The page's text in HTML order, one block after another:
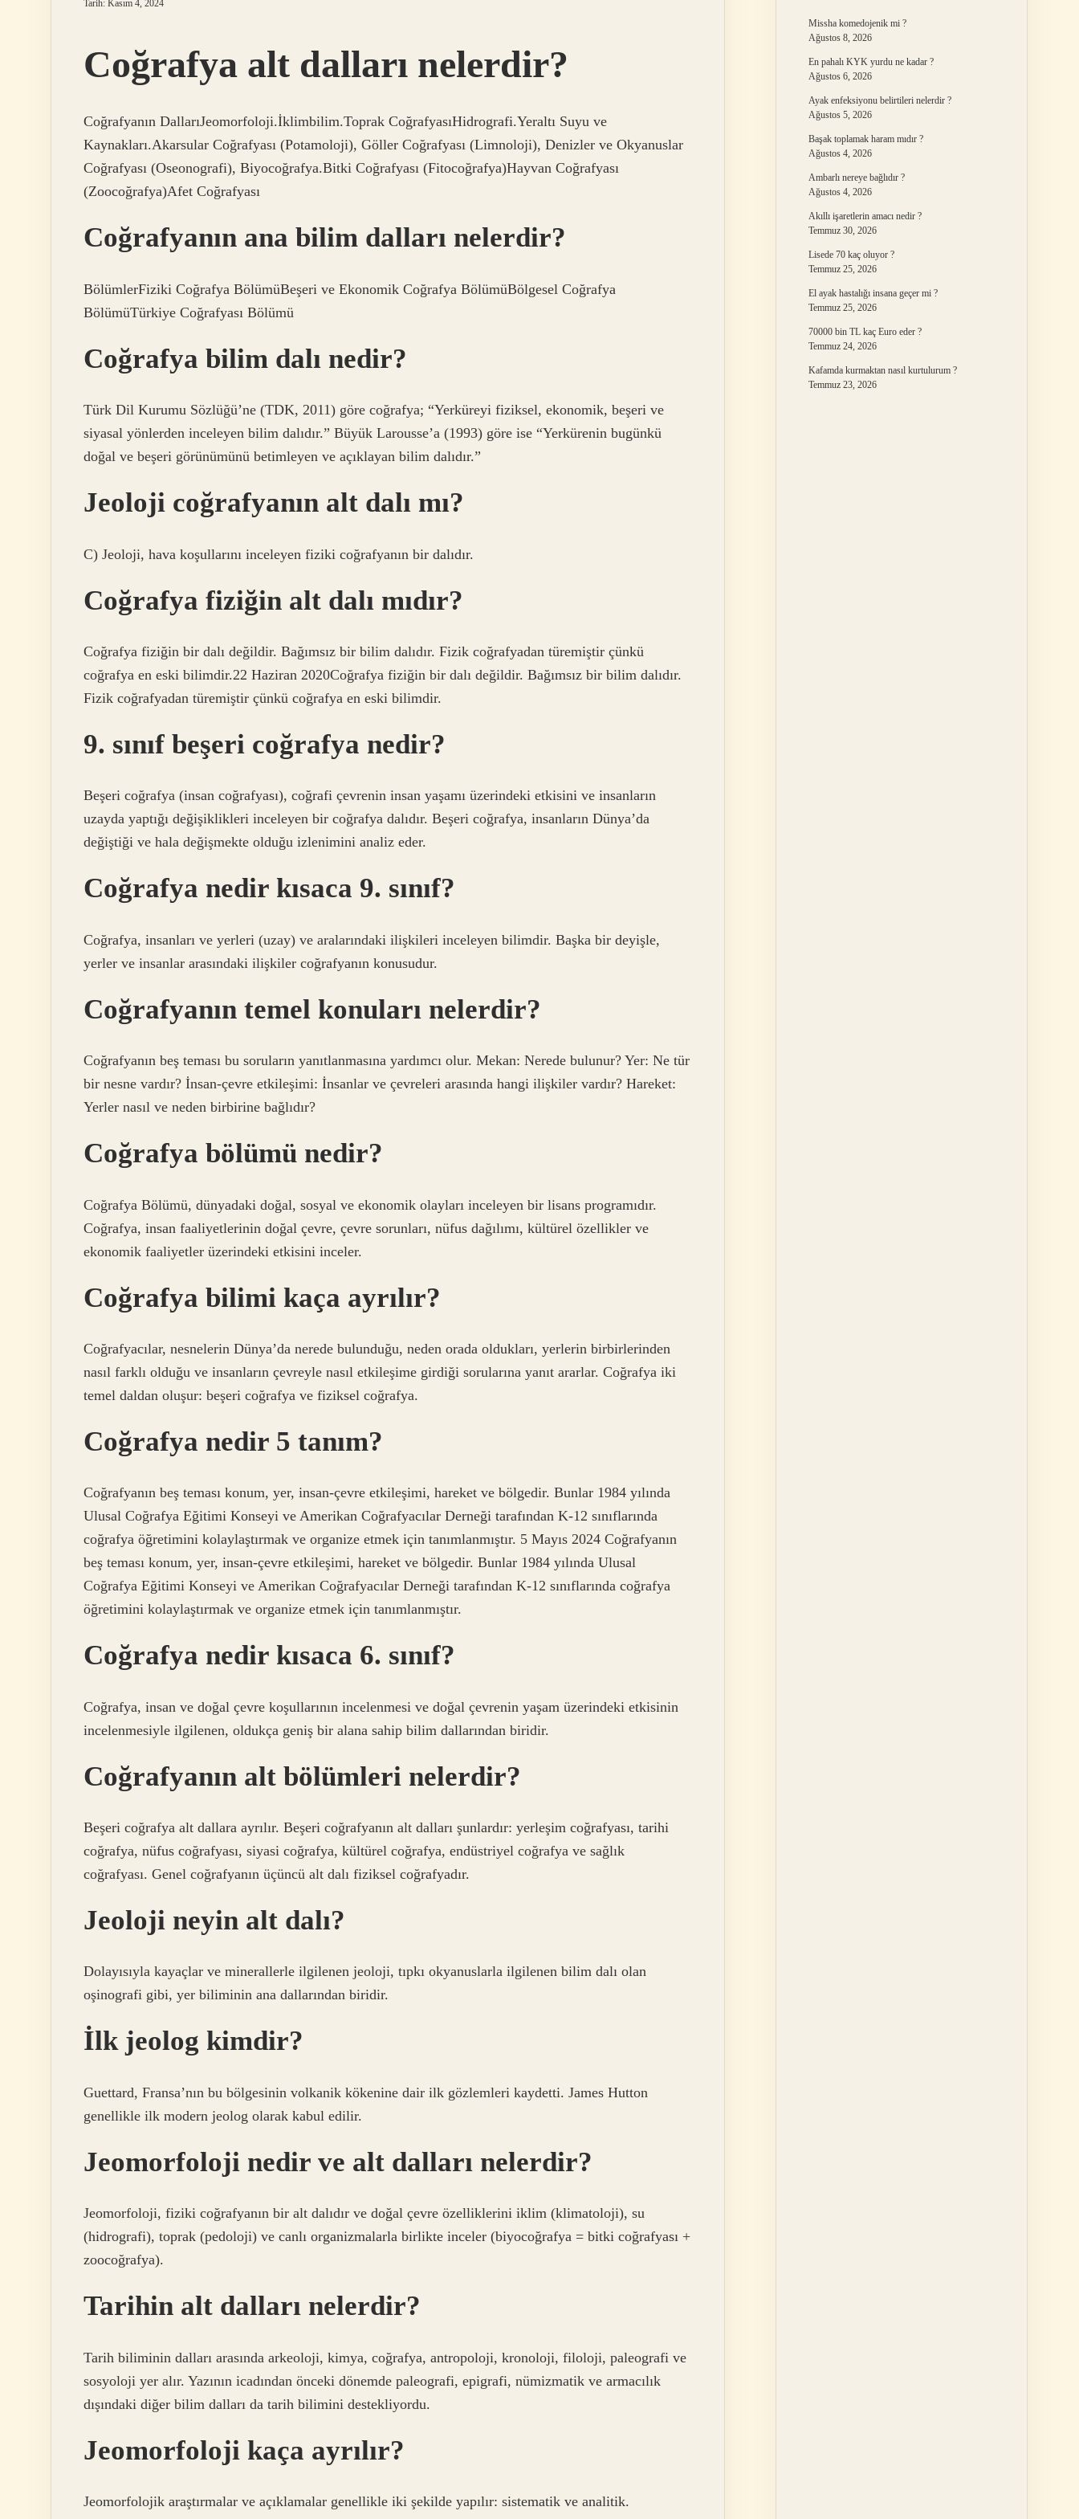
Tarih: Kasım 4, 2024
Coğrafya alt dalları nelerdir?
Coğrafyanın DallarıJeomorfoloji.İklimbilim.Toprak CoğrafyasıHidrografi.Yeraltı Suyu ve
Kaynakları.Akarsular Coğrafyası (Potamoloji), Göller Coğrafyası (Limnoloji), Denizler ve Okyanuslar
Coğrafyası (Oseonografi), Biyocoğrafya.Bitki Coğrafyası (Fitocoğrafya)Hayvan Coğrafyası
(Zoocoğrafya)Afet Coğrafyası
Coğrafyanın ana bilim dalları nelerdir?
BölümlerFiziki Coğrafya BölümüBeşeri ve Ekonomik Coğrafya BölümüBölgesel Coğrafya
BölümüTürkiye Coğrafyası Bölümü
Coğrafya bilim dalı nedir?
Türk Dil Kurumu Sözlüğü’ne (TDK, 2011) göre coğrafya; “Yerküreyi fiziksel, ekonomik, beşeri ve
siyasal yönlerden inceleyen bilim dalıdır.” Büyük Larousse’a (1993) göre ise “Yerkürenin bugünkü
doğal ve beşeri görünümünü betimleyen ve açıklayan bilim dalıdır.”
Jeoloji coğrafyanın alt dalı mı?
C) Jeoloji, hava koşullarını inceleyen fiziki coğrafyanın bir dalıdır.
Coğrafya fiziğin alt dalı mıdır?
Coğrafya fiziğin bir dalı değildir. Bağımsız bir bilim dalıdır. Fizik coğrafyadan türemiştir çünkü
coğrafya en eski bilimdir.22 Haziran 2020Coğrafya fiziğin bir dalı değildir. Bağımsız bir bilim dalıdır.
Fizik coğrafyadan türemiştir çünkü coğrafya en eski bilimdir.
9. sınıf beşeri coğrafya nedir?
Beşeri coğrafya (insan coğrafyası), coğrafi çevrenin insan yaşamı üzerindeki etkisini ve insanların
uzayda yaptığı değişiklikleri inceleyen bir coğrafya dalıdır. Beşeri coğrafya, insanların Dünya’da
değiştiği ve hala değişmekte olduğu izlenimini analiz eder.
Coğrafya nedir kısaca 9. sınıf?
Coğrafya, insanları ve yerleri (uzay) ve aralarındaki ilişkileri inceleyen bilimdir. Başka bir deyişle,
yerler ve insanlar arasındaki ilişkiler coğrafyanın konusudur.
Coğrafyanın temel konuları nelerdir?
Coğrafyanın beş teması bu soruların yanıtlanmasına yardımcı olur. Mekan: Nerede bulunur? Yer: Ne tür
bir nesne vardır? İnsan-çevre etkileşimi: İnsanlar ve çevreleri arasında hangi ilişkiler vardır? Hareket:
Yerler nasıl ve neden birbirine bağlıdır?
Coğrafya bölümü nedir?
Coğrafya Bölümü, dünyadaki doğal, sosyal ve ekonomik olayları inceleyen bir lisans programıdır.
Coğrafya, insan faaliyetlerinin doğal çevre, çevre sorunları, nüfus dağılımı, kültürel özellikler ve
ekonomik faaliyetler üzerindeki etkisini inceler.
Coğrafya bilimi kaça ayrılır?
Coğrafyacılar, nesnelerin Dünya’da nerede bulunduğu, neden orada oldukları, yerlerin birbirlerinden
nasıl farklı olduğu ve insanların çevreyle nasıl etkileşime girdiği sorularına yanıt ararlar. Coğrafya iki
temel daldan oluşur: beşeri coğrafya ve fiziksel coğrafya.
Coğrafya nedir 5 tanım?
Coğrafyanın beş teması konum, yer, insan-çevre etkileşimi, hareket ve bölgedir. Bunlar 1984 yılında
Ulusal Coğrafya Eğitimi Konseyi ve Amerikan Coğrafyacılar Derneği tarafından K-12 sınıflarında
coğrafya öğretimini kolaylaştırmak ve organize etmek için tanımlanmıştır. 5 Mayıs 2024 Coğrafyanın
beş teması konum, yer, insan-çevre etkileşimi, hareket ve bölgedir. Bunlar 1984 yılında Ulusal
Coğrafya Eğitimi Konseyi ve Amerikan Coğrafyacılar Derneği tarafından K-12 sınıflarında coğrafya
öğretimini kolaylaştırmak ve organize etmek için tanımlanmıştır.
Coğrafya nedir kısaca 6. sınıf?
Coğrafya, insan ve doğal çevre koşullarının incelenmesi ve doğal çevrenin yaşam üzerindeki etkisinin
incelenmesiyle ilgilenen, oldukça geniş bir alana sahip bilim dallarından biridir.
Coğrafyanın alt bölümleri nelerdir?
Beşeri coğrafya alt dallara ayrılır. Beşeri coğrafyanın alt dalları şunlardır: yerleşim coğrafyası, tarihi
coğrafya, nüfus coğrafyası, siyasi coğrafya, kültürel coğrafya, endüstriyel coğrafya ve sağlık
coğrafyası. Genel coğrafyanın üçüncü alt dalı fiziksel coğrafyadır.
Jeoloji neyin alt dalı?
Dolayısıyla kayaçlar ve minerallerle ilgilenen jeoloji, tıpkı okyanuslarla ilgilenen bilim dalı olan
oşinografi gibi, yer biliminin ana dallarından biridir.
İlk jeolog kimdir?
Guettard, Fransa’nın bu bölgesinin volkanik kökenine dair ilk gözlemleri kaydetti. James Hutton
genellikle ilk modern jeolog olarak kabul edilir.
Jeomorfoloji nedir ve alt dalları nelerdir?
Jeomorfoloji, fiziki coğrafyanın bir alt dalıdır ve doğal çevre özelliklerini iklim (klimatoloji), su
(hidrografi), toprak (pedoloji) ve canlı organizmalarla birlikte inceler (biyocoğrafya = bitki coğrafyası +
zoocoğrafya).
Tarihin alt dalları nelerdir?
Tarih biliminin dalları arasında arkeoloji, kimya, coğrafya, antropoloji, kronoloji, filoloji, paleografi ve
sosyoloji yer alır. Yazının icadından önceki dönemde paleografi, epigrafi, nümizmatik ve armacılık
dışındaki diğer bilim dalları da tarih bilimini destekliyordu.
Jeomorfoloji kaça ayrılır?
Jeomorfolojik araştırmalar ve açıklamalar genellikle iki şekilde yapılır: sistematik ve analitik.
Missha komedojenik mi ?
Ağustos 8, 2026
En pahalı KYK yurdu ne kadar ?
Ağustos 6, 2026
Ayak enfeksiyonu belirtileri nelerdir ?
Ağustos 5, 2026
Başak toplamak haram mıdır ?
Ağustos 4, 2026
Ambarlı nereye bağlıdır ?
Ağustos 4, 2026
Akıllı işaretlerin amacı nedir ?
Temmuz 30, 2026
Lisede 70 kaç oluyor ?
Temmuz 25, 2026
El ayak hastalığı insana geçer mi ?
Temmuz 25, 2026
70000 bin TL kaç Euro eder ?
Temmuz 24, 2026
Kafamda kurmaktan nasıl kurtulurum ?
Temmuz 23, 2026